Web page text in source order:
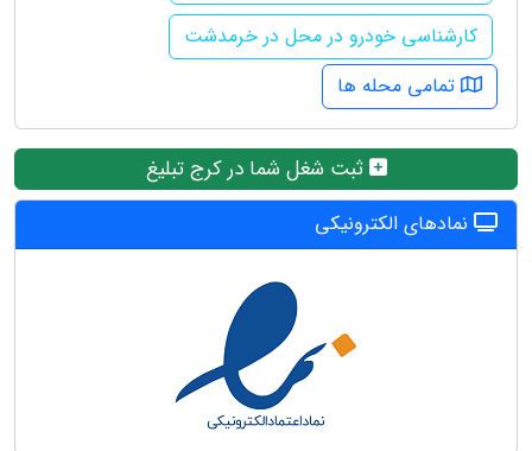
کارشناسی خودرو در محل در خرمدشت
تمامی محله ها
ثبت شغل شما در کرج تبلیغ
نمادهای الکترونیکی